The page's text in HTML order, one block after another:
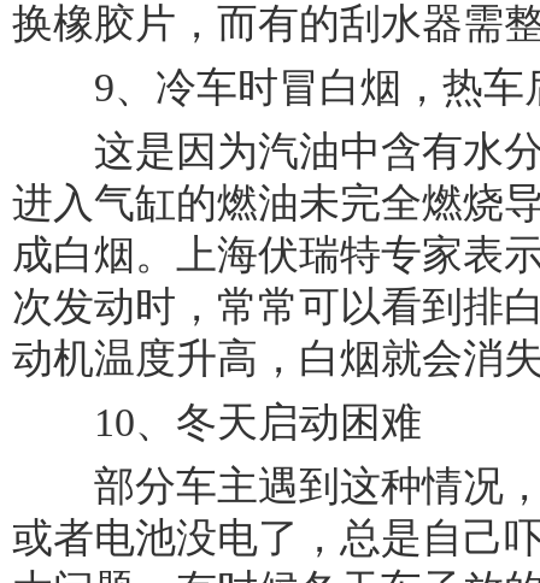
换橡胶片，而有的刮水器需
9、冷车时冒白烟，热车
这是因为汽油中含有水分
进入气缸的燃油未完全燃烧
成白烟。上海伏瑞特专家表
次发动时，常常可以看到排
动机温度升高，白烟就会消
10、冬天启动困难
部分车主遇到这种情况，
或者电池没电了，总是自己